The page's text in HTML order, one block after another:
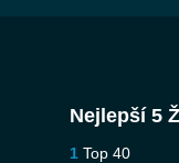
Nejlepší 5
Top 40